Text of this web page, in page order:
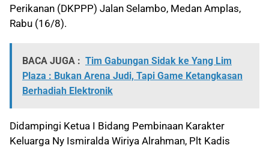
Perikanan (DKPPP) Jalan Selambo, Medan Amplas,
Rabu (16/8).
BACA JUGA : Tim Gabungan Sidak ke Yang Lim
Plaza : Bukan Arena Judi, Tapi Game Ketangkasan
Berhadiah Elektronik
Didampingi Ketua I Bidang Pembinaan Karakter
Keluarga Ny Ismiralda Wiriya Alrahman, Plt Kadis